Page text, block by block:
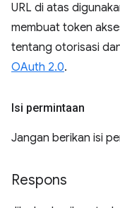
URL di atas
membuat token
tentang otorisasi
OAuth 2.0.
Isi permintaan
Jangan berikan isi
Respons